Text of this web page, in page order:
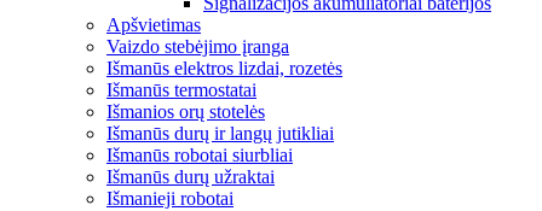
Apšvietimas
Vaizdo stebėjimo įranga
Išmanūs elektros lizdai, rozetės
Išmanūs termostatai
Išmanios orų stotelės
Išmanūs durų ir langų jutikliai
Išmanūs robotai siurbliai
Išmanūs durų užraktai
Išmanieji robotai